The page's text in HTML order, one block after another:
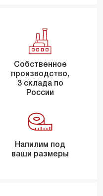
Собственное
производство,
3 склада по
России
Напилим под
ваши размеры